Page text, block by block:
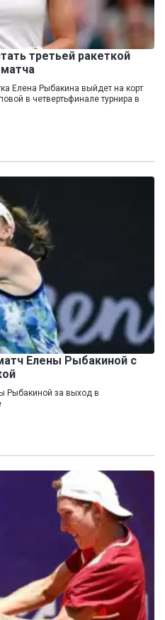
третьей ракеткой
Елена Рыбакина выйдет на корт
в четвертьфинале турнира в
Елены Рыбакиной с
Рыбакиной за выход в